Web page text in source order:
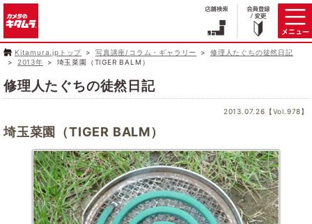
Kitamura.jpトップ 写真講座/コラム・ギャラリー
修理人たぐちの徒然日記
2013年
埼玉菜園（TIGER BALM）
修理人たぐちの徒然日記
2013.07.26【Vol.978】
埼玉菜園（TIGER BALM）